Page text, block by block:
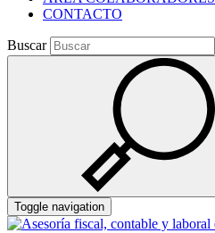
CONTACTO
Buscar
Toggle navigation